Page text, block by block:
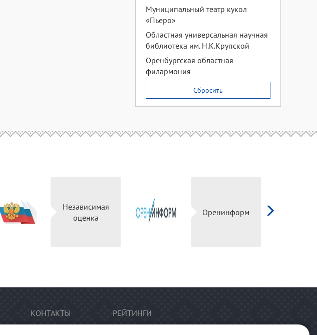
Муниципальный театр кукол
«Пьеро»
Областная универсальная научная
библиотека им. Н.К.Крупской
Оренбургская областная
филармония
Сбросить
Независимая
оценка
Оренинформ
КОНТАКТЫ РЕЙТИНГИ